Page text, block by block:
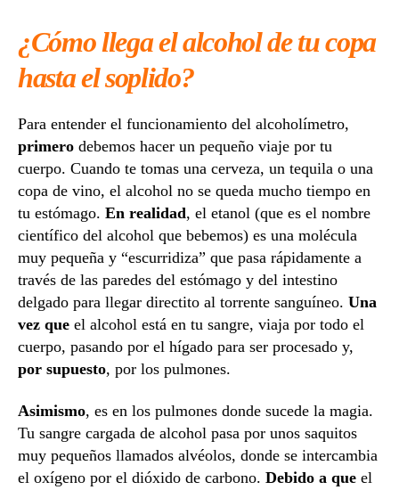
¿Cómo llega el alcohol de tu copa
hasta el soplido?
Para entender el funcionamiento del alcoholímetro,
primero debemos hacer un pequeño viaje por tu
cuerpo. Cuando te tomas una cerveza, un tequila o una
copa de vino, el alcohol no se queda mucho tiempo en
tu estómago. En realidad, el etanol (que es el nombre
científico del alcohol que bebemos) es una molécula
muy pequeña y “escurridiza” que pasa rápidamente a
través de las paredes del estómago y del intestino
delgado para llegar directito al torrente sanguíneo. Una
vez que el alcohol está en tu sangre, viaja por todo el
cuerpo, pasando por el hígado para ser procesado y,
por supuesto, por los pulmones.
Asimismo, es en los pulmones donde sucede la magia.
Tu sangre cargada de alcohol pasa por unos saquitos
muy pequeños llamados alvéolos, donde se intercambia
el oxígeno por el dióxido de carbono. Debido a que el